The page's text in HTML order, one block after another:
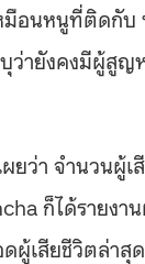
มือนหนูที่ติดกับ
ว่ายังคงมีผู้สูญ
ยว่า จำนวนผู้
ก็ได้รายงาน
ผู้เสียชีวิตล่า